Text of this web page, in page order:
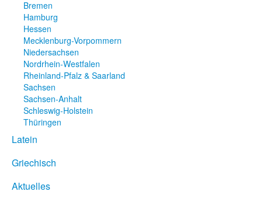
Bremen
Hamburg
Hessen
Mecklenburg-Vorpommern
Niedersachsen
Nordrhein-Westfalen
Rheinland-Pfalz & Saarland
Sachsen
Sachsen-Anhalt
Schleswig-Holstein
Thüringen
Latein
Griechisch
Aktuelles